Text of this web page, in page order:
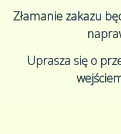
Złamanie zakazu
Uprasza się o